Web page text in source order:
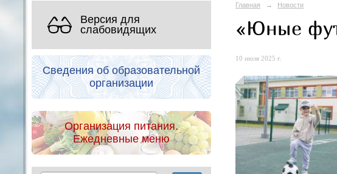
Версия для
слабовидящих
Сведения об образовательной
организации
Организация питания.
Ежедневные меню
Главная → Новости
«Юные
10 июля 2025 г.